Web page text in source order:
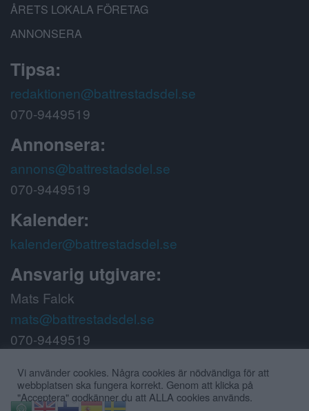
ÅRETS LOKALA FÖRETAG
ANNONSERA
Tipsa:
redaktionen@battrestadsdel.se
070-9449519
Annonsera:
annons@battrestadsdel.se
070-9449519
Kalender:
kalender@battrestadsdel.se
Ansvarig utgivare:
Mats Falck
mats@battrestadsdel.se
070-9449519
Följ oss på:
Vi använder cookies. Några cookies är nödvändiga för att
webbplatsen ska fungera korrekt. Genom att klicka på
"Acceptera" godkänner du att ALLA cookies används.